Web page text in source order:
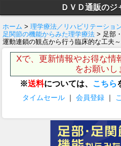
ＤＶＤ通販のジ
ホーム > 理学療法／リハビリテーショ
足関節の機能からみた理学療法 > 足部
運動連鎖の観点から行う臨床的な工夫～
Xで、更新情報やお得な情
をお願いし
※送料については、 こちら
タイムセール ｜ 会員登録 ｜